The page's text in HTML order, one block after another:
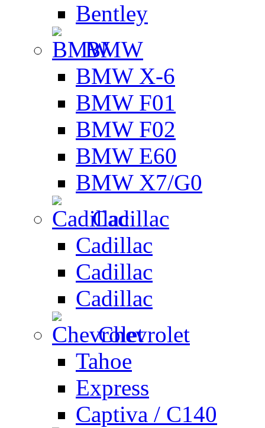
Bentley
BMW
BMW X-6
BMW F01
BMW F02
BMW E60
BMW X7/G0
Cadillac
Cadillac
Cadillac
Cadillac
Chevrolet
Tahoe
Express
Captiva / C140